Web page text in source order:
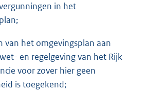
in het
van het omgevingsplan aan
en regelgeving van het Rijk
voor zover hier geen
is toegekend;